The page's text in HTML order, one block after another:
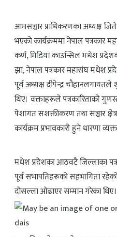
आमसञ्चार प्राधिकरणका अध्यक्ष
भएको कार्यक्रममा नेपाल पत्रकार
कर्ण, मिडिया काउन्सिल मधेश
झा, नेपाल पत्रकार महासंघ मधेश
पूर्व अध्यक्ष दीपेन्द्र
थिए। वक्ताहरूले पत्रकारिताको
पेशागत सशक्तीकरण तथा सञ्चार
कार्यक्रम प्रभावकारी हुने धारणा
मधेश प्रदेशका आठवटै जिल्लाका
पूर्व सभापतिहरूको सहभागिता
दोसल्ला ओढाएर सम्मान गरेका थिए।